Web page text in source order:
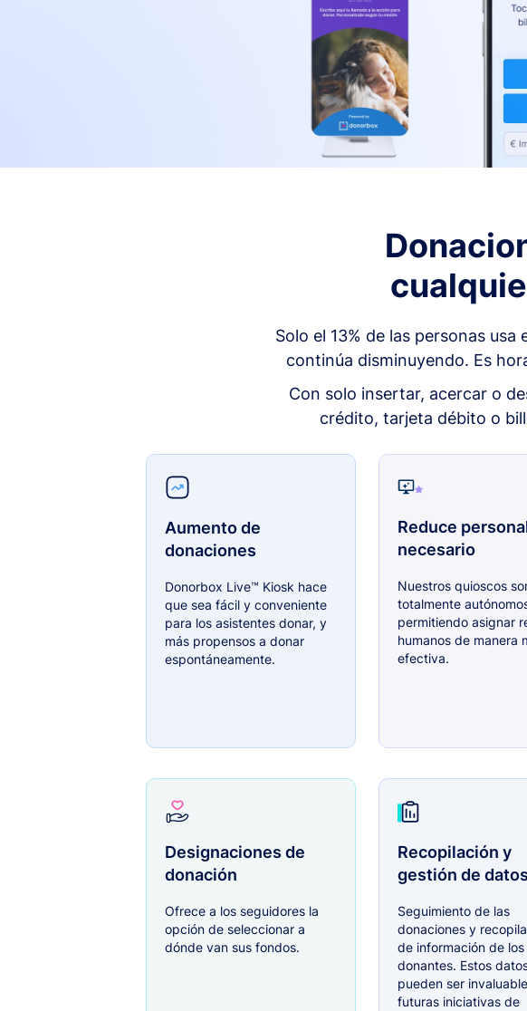
Solo el 13% de las personas
continúa disminuyendo. Es
Con solo insertar, acercar o
crédito, tarjeta débito o
Aumento de
donaciones
Donorbox Live™ Kiosk hace
que sea fácil y conveniente
para los asistentes donar, y
más propensos a donar
espontáneamente.
Reduce
necesario
Nuestros quioscos
totalmente
permitiendo asignar
humanos de manera
efectiva.
Designaciones de
donación
Ofrece a los seguidores la
opción de seleccionar a
dónde van sus fondos.
Recopilación y
gestión de datos
Seguimiento de las
donaciones y
de información de los
donantes. Estos
pueden ser
futuras iniciativas de